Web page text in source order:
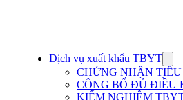
Dịch vụ xuất khẩu TBYT
for
CHỨNG NHẬN
CÔNG BỐ ĐỦ ĐIỀU
KIỂM NGHIỆM